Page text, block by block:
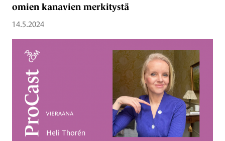
omien kanavien merkitystä
14.5.2024